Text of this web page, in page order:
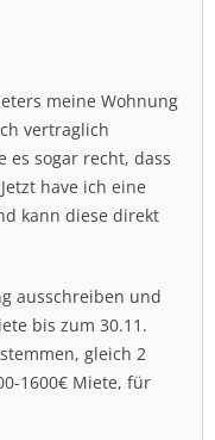
meine Wohnung
vertraglich
es sogar recht, dass
have ich eine
kann diese direkt
ausschreiben und
bis zum 30.11.
gleich 2
1600€ Miete, für